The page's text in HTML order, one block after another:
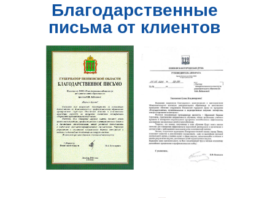
Благодарственные
письма от клиентов